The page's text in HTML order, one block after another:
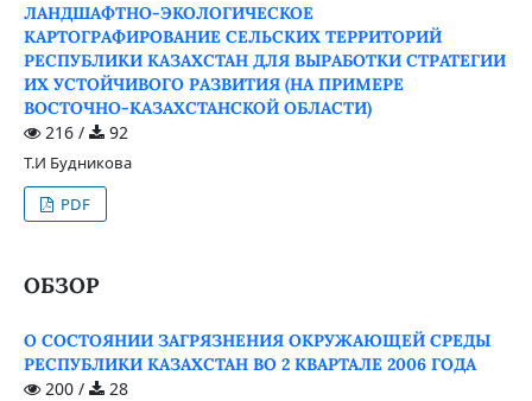
ЛАНДШАФТНО-ЭКОЛОГИЧЕСКОЕ
КАРТОГРАФИРОВАНИЕ СЕЛЬСКИХ ТЕРРИТОРИЙ
РЕСПУБЛИКИ КАЗАХСТАН ДЛЯ ВЫРАБОТКИ СТРАТЕГИИ
ИХ УСТОЙЧИВОГО РАЗВИТИЯ (НА ПРИМЕРЕ
ВОСТОЧНО-КАЗАХСТАНСКОЙ ОБЛАСТИ)
216 / 92
Т.И Будникова
PDF
ОБЗОР
О СОСТОЯНИИ ЗАГРЯЗНЕНИЯ ОКРУЖАЮЩЕЙ СРЕДЫ
РЕСПУБЛИКИ КАЗАХСТАН ВО 2 КВАРТАЛЕ 2006 ГОДА
200 / 28